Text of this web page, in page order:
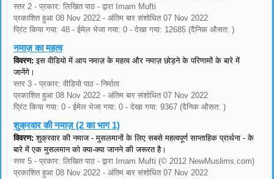
स्तर 2 - प्रकार: लिखित पाठ - द्वारा Imam Mufti
प्रकाशित हुआ 08 Nov 2022 - अंतिम बार संशोधित 07 Nov 2022
प्रिंट किया गया: 48 - ईमेल भेजा गया: 0 - देखा गया: 12685 (दैनिक औसत: )
नमाज़ का महत्व
विवरण: इस वीडियो में आप नमाज़ के महत्व और नमाज़ छोड़ने के परिणामों के बारे में
जानेंगे।
स्तर 3 - प्रकार: वीडियो पाठ - निर्माता
प्रकाशित हुआ 08 Nov 2022 - अंतिम बार संशोधित 07 Nov 2022
प्रिंट किया गया: 0 - ईमेल भेजा गया: 0 - देखा गया: 9367 (दैनिक औसत: )
शुक्रवार की नमाज़ (2 का भाग 1)
विवरण: शुक्रवार की नमाज - मुसलमानों के लिए सबसे महत्वपूर्ण साप्ताहिक प्रार्थना - के
बारे में एक मुसलमान को क्या-क्या जानने की जरूरत है।
स्तर 5 - प्रकार: लिखित पाठ - द्वारा Imam Mufti (© 2012 NewMuslims.com)
प्रकाशित हुआ 08 Nov 2022 - अंतिम बार संशोधित 07 Nov 2022